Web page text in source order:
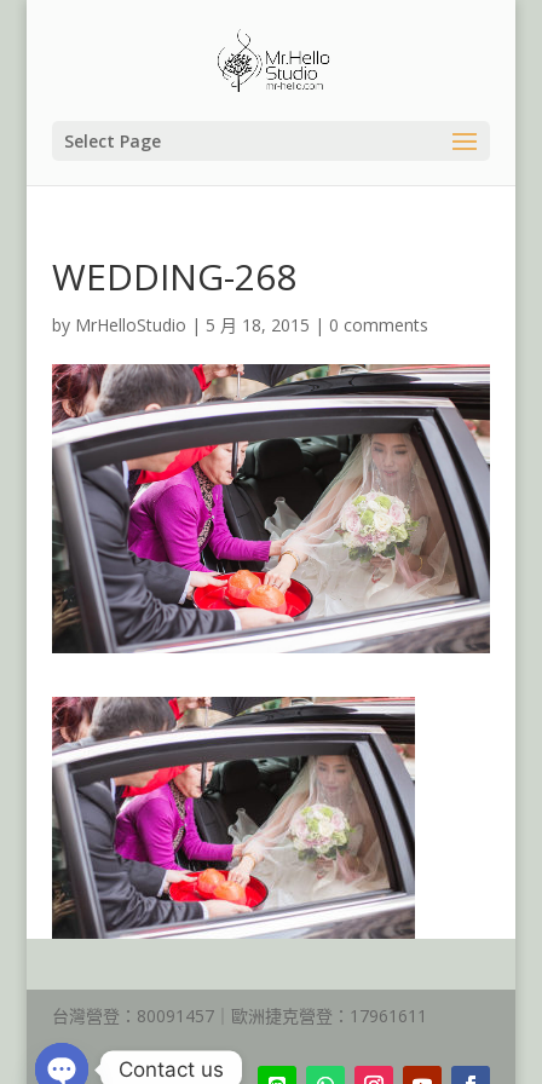
Select Page
WEDDING-268
by MrHelloStudio | 5 月 18, 2015 | 0 comments
台灣營登：80091457｜歐洲捷克營登：17961611
Contact us